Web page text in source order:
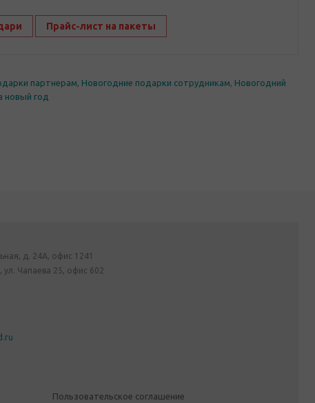
Прайс-лист на пакеты
партнерам, Новогодние подарки сотрудникам, Новогодний
новый год
д. 24А, офис 1241
ул. Чапаева 25, офис 602
Пользовательское соглашение